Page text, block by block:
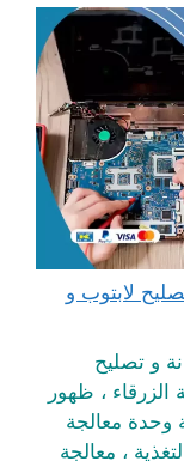
كمبيوتر الصليبية 65511033 تصليح لابتوب و
و تصليح
، ظهور
وحدة معالجة
، معالجة